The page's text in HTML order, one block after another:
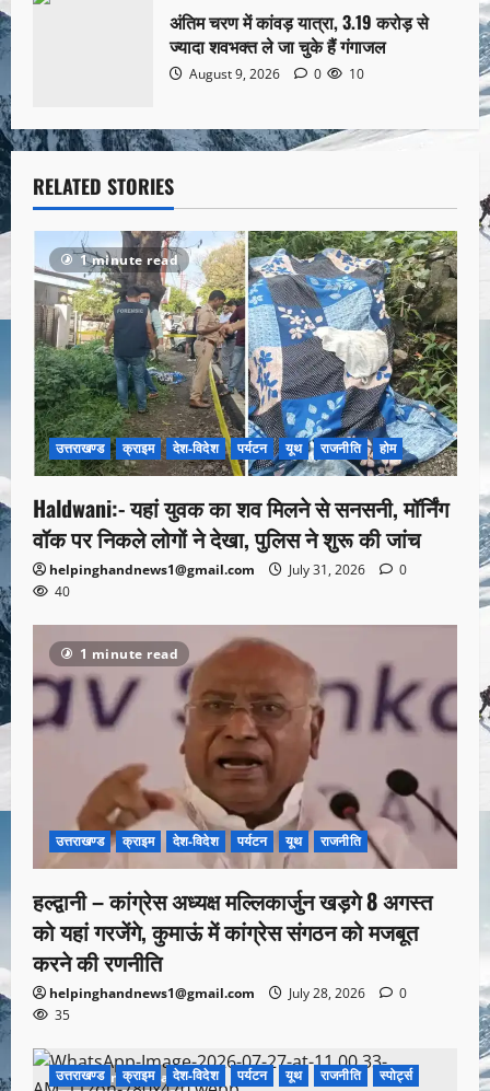
अंतिम चरण में कांवड़ यात्रा, 3.19 करोड़ से
ज्यादा शवभक्त ले जा चुके हैं गंगाजल
August 9, 2026 0 10
RELATED STORIES
1 minute read
उत्तराखण्ड क्राइम देश-विदेश पर्यटन यूथ राजनीति होम
Haldwani:- यहां युवक का शव मिलने से सनसनी, मॉर्निंग
वॉक पर निकले लोगों ने देखा, पुलिस ने शुरू की जांच
helpinghandnews1@gmail.com July 31, 2026
0
40
1 minute read
उत्तराखण्ड क्राइम देश-विदेश पर्यटन यूथ राजनीति
हल्द्वानी – कांग्रेस अध्यक्ष मल्लिकार्जुन खड़गे 8 अगस्त
को यहां गरजेंगे, कुमाऊं में कांग्रेस संगठन को मजबूत
करने की रणनीति
helpinghandnews1@gmail.com July 28, 2026
0
35
1 minute read
उत्तराखण्ड क्राइम देश-विदेश पर्यटन यूथ राजनीति स्पोर्ट्स